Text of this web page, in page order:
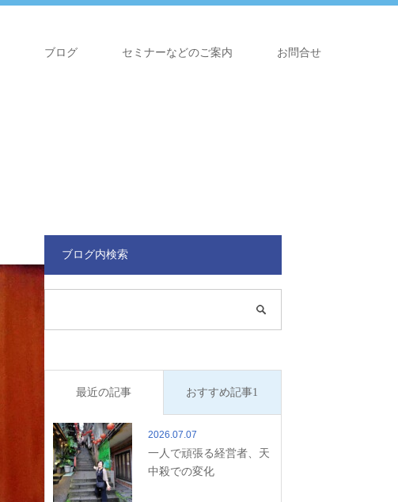
ブログ セミナーなどのご案内 お問合せ
ブログ内検索
最近の記事 おすすめ記事1
2026.07.07
一人で頑張る経営者、天
中殺での変化